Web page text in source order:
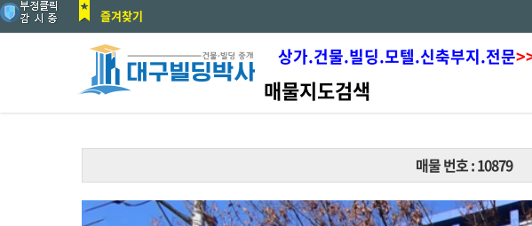
즐겨찾기
상가.건물.빌딩.모텔.신축부지.전문
매물지도검색
매물 번호 : 10879